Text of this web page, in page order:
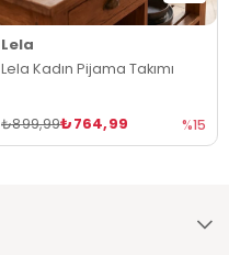
Lela
Lela Kadın Pijama Takımı
₺764,99
₺899,99 %15